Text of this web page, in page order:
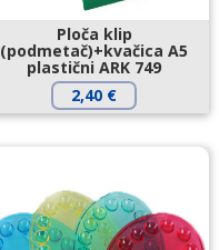
Ploča klip
(podmetač)+kvačica A5
plastični ARK 749
2,40 €